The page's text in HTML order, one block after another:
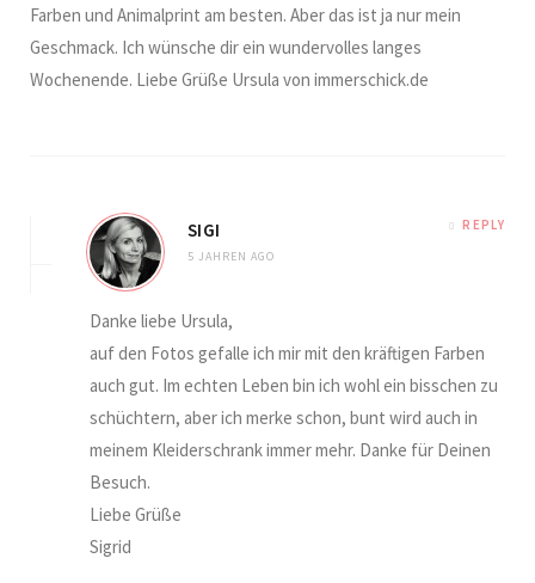
Farben und Animalprint am besten. Aber das ist ja nur mein
Geschmack. Ich wünsche dir ein wundervolles langes
Wochenende. Liebe Grüße Ursula von immerschick.de
SIGI
5 JAHREN AGO
REPLY
Danke liebe Ursula,
auf den Fotos gefalle ich mir mit den kräftigen Farben
auch gut. Im echten Leben bin ich wohl ein bisschen zu
schüchtern, aber ich merke schon, bunt wird auch in
meinem Kleiderschrank immer mehr. Danke für Deinen
Besuch.
Liebe Grüße
Sigrid